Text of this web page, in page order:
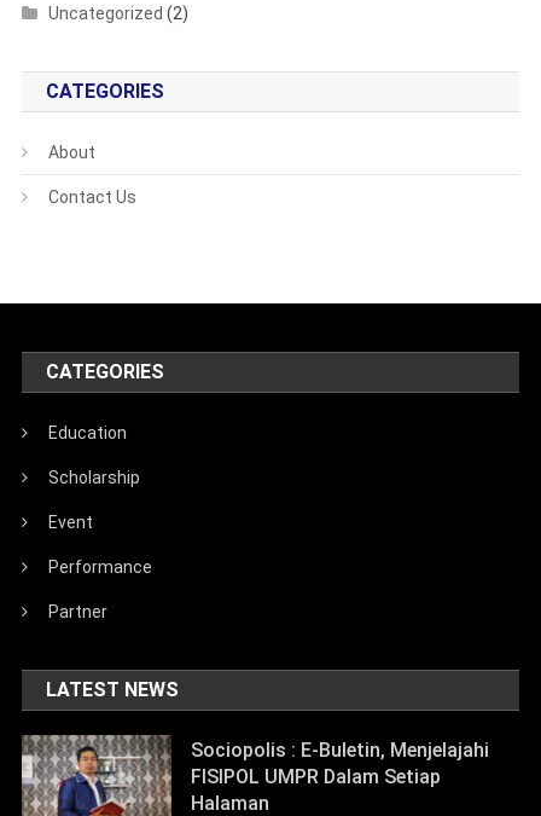
Uncategorized (2)
CATEGORIES
About
Contact Us
CATEGORIES
Education
Scholarship
Event
Performance
Partner
LATEST NEWS
Sociopolis : E-Buletin, Menjelajahi
FISIPOL UMPR Dalam Setiap
Halaman